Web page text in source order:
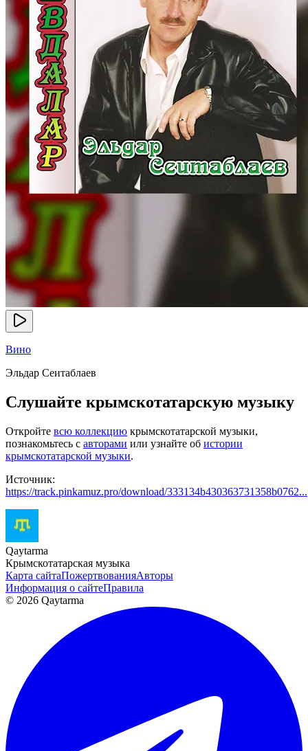
Вино
Эльдар Сеитаблаев
Слушайте крымскотатарскую музыку
Откройте всю коллекцию крымскотатарской музыки,
познакомьтесь с авторами или узнайте об истории
крымскотатарской музыки.
Источник:
https://track.pinkamuz.pro/download/333134b430363731358b0762...
Qaytarma
Крымскотатарская музыка
Карта сайтаПожертвованияАвторы
Информация о сайтеПравила
© 2026 Qaytarma